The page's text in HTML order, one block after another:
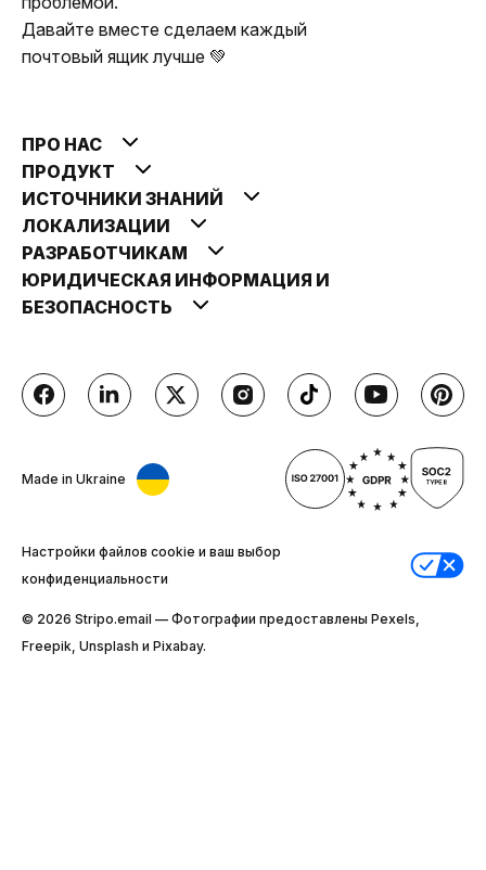
Давайте вместе сделаем каждый
почтовый ящик лучше 💚
ПРО НАС
ПРОДУКТ
ИСТОЧНИКИ ЗНАНИЙ
ЛОКАЛИЗАЦИИ
РАЗРАБОТЧИКАМ
ЮРИДИЧЕСКАЯ ИНФОРМАЦИЯ И
БЕЗОПАСНОСТЬ
Made in Ukraine
Настройки файлов cookie и ваш выбор
конфиденциальности
© 2026 Stripо.email — Фотографии предоставлены Pexels,
Freepik, Unsplash и Pixabay.